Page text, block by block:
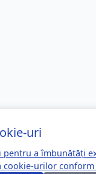
uri
a îmbunătăți
cookie-urilor conform